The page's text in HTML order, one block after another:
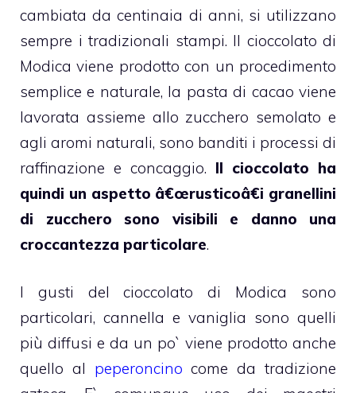
cambiata da centinaia di anni, si utilizzano
sempre i tradizionali stampi. Il cioccolato di
Modica viene prodotto con un procedimento
semplice e naturale, la pasta di cacao viene
lavorata assieme allo zucchero semolato e
agli aromi naturali, sono banditi i processi di
raffinazione e concaggio. Il cioccolato ha
quindi un aspetto â€œrusticoâ€i granellini
di zucchero sono visibili e danno una
croccantezza particolare.
I gusti del cioccolato di Modica sono
particolari, cannella e vaniglia sono quelli
più diffusi e da un po` viene prodotto anche
quello al peperoncino come da tradizione